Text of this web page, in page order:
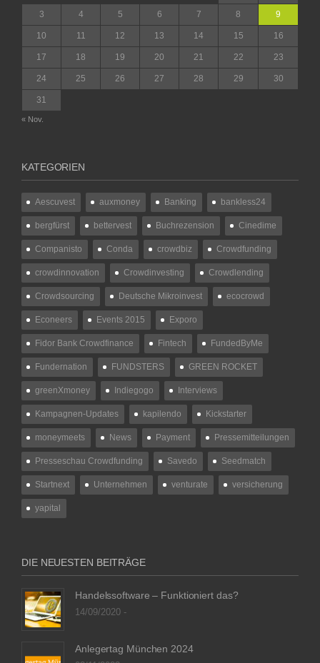
3 4 5 6 7 8 9
10 11 12 13 14 15 16
17 18 19 20 21 22 23
24 25 26 27 28 29 30
31
« Nov.
KATEGORIEN
Aescuvest auxmoney Banking bankless24
bergfürst bettervest Buchrezension Cinedime
Companisto Conda crowdbiz Crowdfunding
crowdinnovation Crowdinvesting Crowdlending
Crowdsourcing Deutsche Mikroinvest ecocrowd
Econeers Events 2015 Exporo
Fidor Bank Crowdfinance Fintech FundedByMe
Fundernation FUNDSTERS GREEN ROCKET
greenXmoney Indiegogo Interviews
Kampagnen-Updates kapilendo Kickstarter
moneymeets News Payment Pressemitteilungen
Presseschau Crowdfunding Savedo Seedmatch
Startnext Unternehmen venturate versicherung
yapital
DIE NEUESTEN BEITRÄGE
Handelssoftware – Funktioniert das?
14/09/2020 -
Anlegertag München 2024